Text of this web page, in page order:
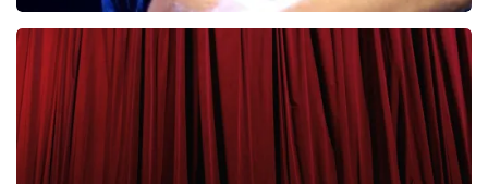
Bryan Adams
43